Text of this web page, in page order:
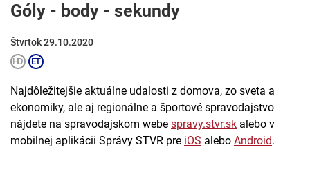
Góly - body - sekundy
Štvrtok 29.10.2020
Najdôležitejšie aktuálne udalosti z domova, zo sveta a
ekonomiky, ale aj regionálne a športové spravodajstvo
nájdete na spravodajskom webe spravy.stvr.sk alebo v
mobilnej aplikácii Správy STVR pre iOS alebo Android.